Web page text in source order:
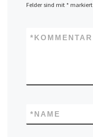
Felder sind mit *markiert
KOMMENTAR
*
NAME
*